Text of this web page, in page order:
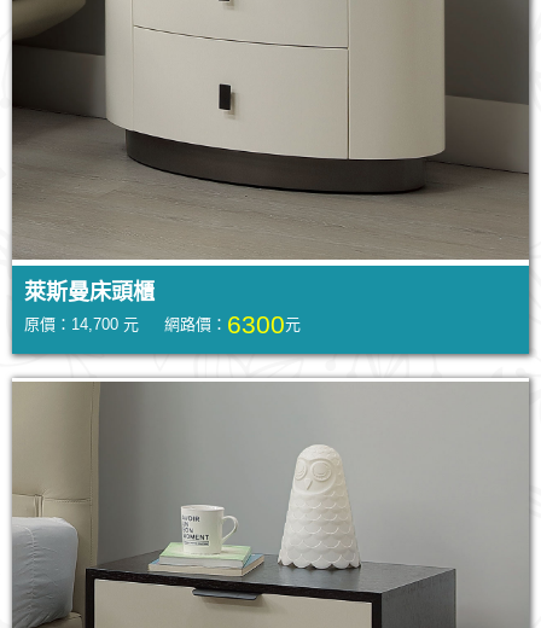
萊斯曼床頭櫃
原價：14,700 元 網路價： 6300元